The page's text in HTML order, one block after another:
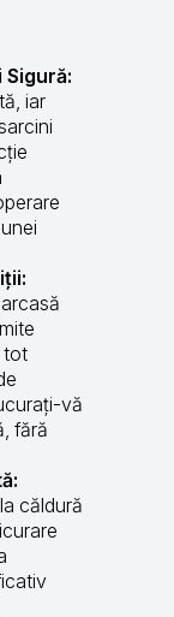
iar
tot
vă
fără
căldură